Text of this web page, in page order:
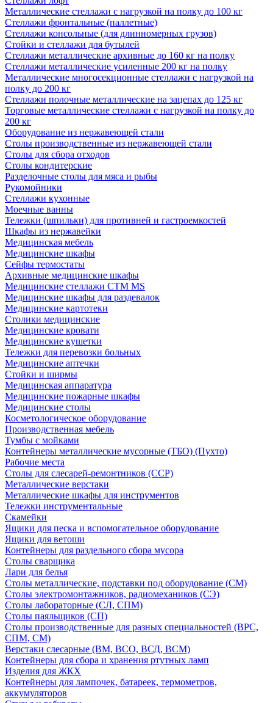
Металлические стеллажи с нагрузкой на полку до 100 кг
Стеллажи фронтальные (паллетные)
Стеллажи консольные (для длинномерных грузов)
Стойки и стеллажи для бутылей
Стеллажи металлические архивные до 160 кг на полку
Стеллажи металлические усиленные 200 кг на полку
Металлические многосекционные стеллажи с нагрузкой на
полку до 200 кг
Стеллажи полочные металлические на зацепах до 125 кг
Торговые металлические стеллажи с нагрузкой на полку до
200 кг
Оборудование из нержавеющей стали
Столы производственные из нержавеющей стали
Столы для сбора отходов
Столы кондитерские
Разделочные столы для мяса и рыбы
Рукомойники
Стеллажи кухонные
Моечные ванны
Тележки (шпильки) для противней и гастроемкостей
Шкафы из нержавейки
Медицинская мебель
Медицинские шкафы
Сейфы термостаты
Архивные медицинские шкафы
Медицинские стеллажи CTM MS
Медицинские шкафы для раздевалок
Медицинские картотеки
Столики медицинские
Медицинские кровати
Медицинские кушетки
Тележки для перевозки больных
Медицинские аптечки
Стойки и ширмы
Медицинская аппаратура
Медицинские пожарные шкафы
Медицинские столы
Косметологическое оборудование
Производственная мебель
Тумбы с мойками
Контейнеры металлические мусорные (ТБО) (Пухто)
Рабочие места
Столы для слесарей-ремонтников (ССР)
Металлические верстаки
Металлические шкафы для инструментов
Тележки инструментальные
Скамейки
Ящики для песка и вспомогательное оборудование
Ящики для ветоши
Контейнеры для раздельного сбора мусора
Столы сварщика
Лари для белья
Столы металлические, подставки под оборудование (СМ)
Столы электромонтажников, радиомехаников (СЭ)
Столы лабораторные (СЛ, СПМ)
Столы паяльщиков (СП)
Столы производственные для разных специальностей (ВРС,
СПМ, СМ)
Верстаки слесарные (ВМ, ВСО, ВСД, ВСМ)
Контейнеры для сбора и хранения ртутных ламп
Изделия для ЖКХ
Контейнеры для лампочек, батареек, термометров,
аккумуляторов